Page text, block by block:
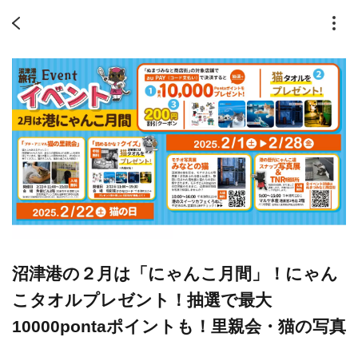
沼津港の２月は「にゃんこ月間」！にゃん
こタオルプレゼント！抽選で最大
10000pontaポイントも！里親会・猫の写真